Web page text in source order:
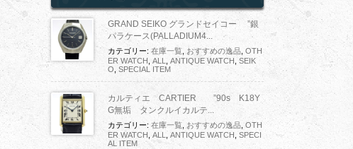
GRAND SEIKO グランドセイコー ”銀
パラケース(PALLADIUM4...
カテゴリー: 在庫一覧 おすすめの逸品 OTH
ER WATCH ALL ANTIQUE WATCH SEIK
O SPECIAL ITEM
カルティエ CARTIER ”90s K18Y
G無垢 タンクルイカルテ...
カテゴリー: 在庫一覧 おすすめの逸品 OTH
ER WATCH ALL ANTIQUE WATCH SPECI
AL ITEM